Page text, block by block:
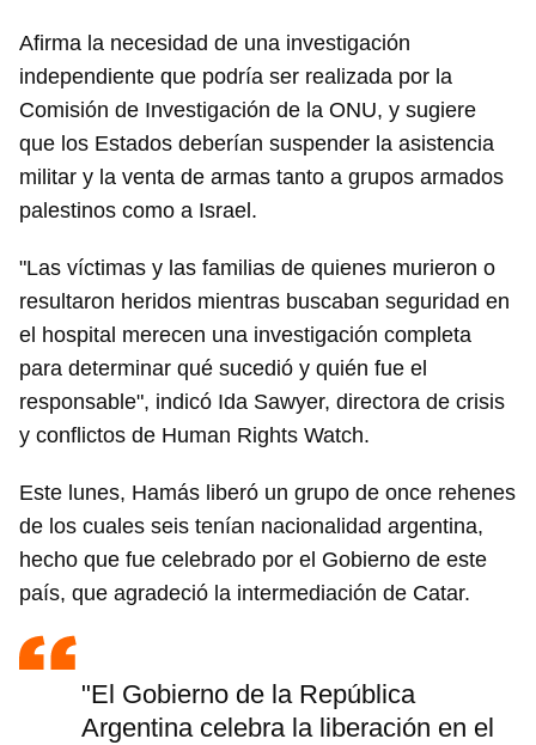
Afirma la necesidad de una investigación
independiente que podría ser realizada por la
Comisión de Investigación de la ONU, y sugiere
que los Estados deberían suspender la asistencia
militar y la venta de armas tanto a grupos armados
palestinos como a Israel.
"Las víctimas y las familias de quienes murieron o
resultaron heridos mientras buscaban seguridad en
el hospital merecen una investigación completa
para determinar qué sucedió y quién fue el
responsable", indicó Ida Sawyer, directora de crisis
y conflictos de Human Rights Watch.
Este lunes, Hamás liberó un grupo de once rehenes
de los cuales seis tenían nacionalidad argentina,
hecho que fue celebrado por el Gobierno de este
país, que agradeció la intermediación de Catar.
"El Gobierno de la República
Argentina celebra la liberación en el